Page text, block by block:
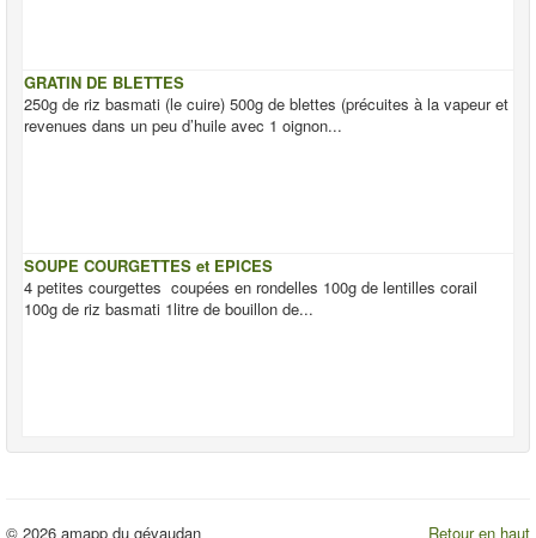
GRATIN DE BLETTES
250g de riz basmati (le cuire) 500g de blettes (précuites à la vapeur et
revenues dans un peu d’huile avec 1 oignon...
SOUPE COURGETTES et EPICES
4 petites courgettes coupées en rondelles 100g de lentilles corail
100g de riz basmati 1litre de bouillon de...
Retour en haut
© 2026 amapp du gévaudan